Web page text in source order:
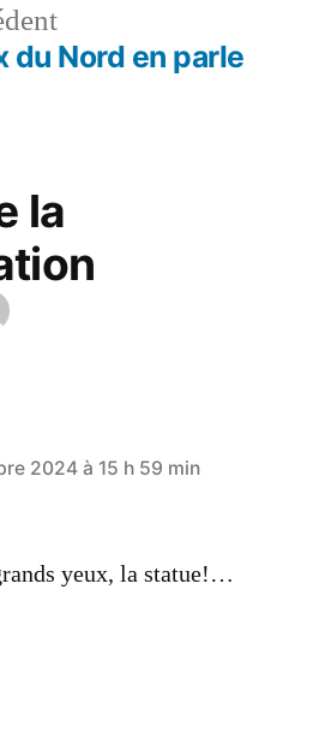
du Nord en parle
la
2024 à 15 h 59 min
yeux, la statue!…